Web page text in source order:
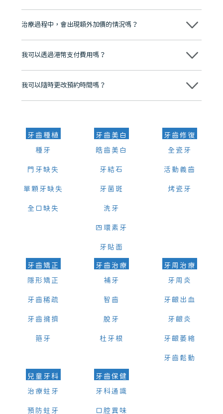
至今已服務超過三十個國家和地區的顧客，受到粵港澳大灣區及周邊城
市市民極高的口碑評價及信任推薦 珠海、深圳設有八大分院，香港亦設
有咨詢及服務保障中心，有任何問題都可以隨時預約免費咨詢，讓人十
不會！只要未開始實際服務之前，你不會被收取任何費用。
治療過程中，會出現額外加價的情況嗎？
不會，治療前我們會詳細說明治療方案及對應的價錢，顧客同意並簽字
我可以透過港幣支付費用嗎？
可以。維港口腔會按照當日匯率轉算收取費用，而匯率會及時告知客人
我可以隨時更改預約時間嗎？
可以，請盡早通過wechat或whatsapp聯絡我們，告知我們你原本預約
牙齒種植
種牙
門牙缺失
單顆牙缺失
全口缺失
牙齒美白
皓齒美白
牙結石
牙菌斑
洗牙
四環素牙
牙貼面
牙齒修復
全瓷牙
活動義齒
烤瓷牙
牙齒矯正
隱形矯正
牙齒稀疏
牙齒擁擠
箍牙
牙齒治療
補牙
智齒
脫牙
杜牙根
牙周治療
牙周炎
牙齦出血
牙齦炎
牙齦萎縮
牙齒鬆動
兒童牙科
治療蛀牙
預防蛀牙
牙齒保健
牙科通識
口腔異味